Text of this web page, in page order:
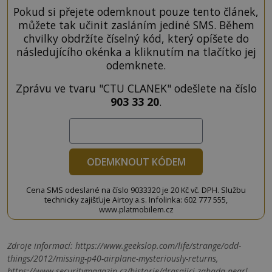
Pokud si přejete odemknout pouze tento článek,
můžete tak učinit zasláním jediné SMS. Během
chvilky obdržíte číselný kód, který opíšete do
následujícího okénka a kliknutím na tlačítko jej
odemknete.
Zprávu ve tvaru "CTU CLANEK" odešlete na číslo
903 33 20.
ODEMKNOUT KÓDEM
Cena SMS odeslané na číslo 9033320 je 20 Kč vč. DPH. Službu
technicky zajišťuje Airtoy a.s. Infolinka: 602 777 555,
www.platmobilem.cz
Zdroje informací: https://www.geekslop.com/life/strange/odd-
things/2012/missing-p40-airplane-mysteriously-returns,